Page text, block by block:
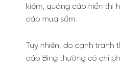
kiếm, quảng cáo hiển thị
cáo mua sắm.
Tuy nhiên, do cạnh tranh
cáo Bing thường có chi